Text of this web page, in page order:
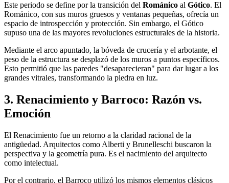
Este periodo se define por la transición del Románico al Gótico. El
Románico, con sus muros gruesos y ventanas pequeñas, ofrecía un
espacio de introspección y protección. Sin embargo, el Gótico
supuso una de las mayores revoluciones estructurales de la historia.
Mediante el arco apuntado, la bóveda de crucería y el arbotante, el
peso de la estructura se desplazó de los muros a puntos específicos.
Esto permitió que las paredes "desaparecieran" para dar lugar a los
grandes vitrales, transformando la piedra en luz.
3. Renacimiento y Barroco: Razón vs.
Emoción
El Renacimiento fue un retorno a la claridad racional de la
antigüedad. Arquitectos como Alberti y Brunelleschi buscaron la
perspectiva y la geometría pura. Es el nacimiento del arquitecto
como intelectual.
Por el contrario, el Barroco utilizó los mismos elementos clásicos